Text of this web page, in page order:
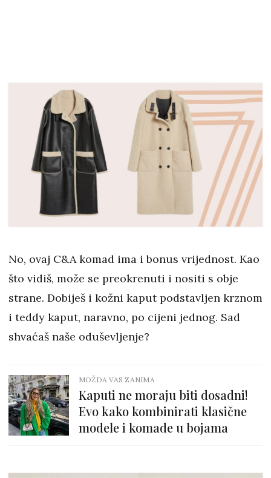
No, ovaj C&A komad ima i bonus vrijednost. Kao
što vidiš, može se preokrenuti i nositi s obje
strane. Dobiješ i kožni kaput podstavljen krznom
i teddy kaput, naravno, po cijeni jednog. Sad
shvaćaš naše oduševljenje?
MOŽDA VAS ZANIMA
Kaputi ne moraju biti dosadni!
Evo kako kombinirati klasične
modele i komade u bojama